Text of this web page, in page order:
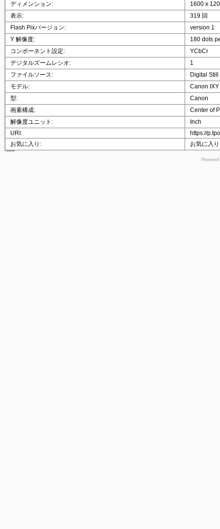
ディメンション:
1600 x
表示:
319 回
Flash Pixバージョン:
version 1
Y 解像度:
180 dots
コンポーネント設定:
YCbCr
デジタルズームレシオ:
1
ファイルソース:
Digital
モデル:
Canon
型:
Canon
画素構成:
Center of
解像度ユニット:
Inch
URI:
https://
お気に入り:
お気に入